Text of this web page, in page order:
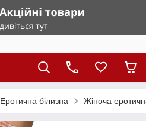
Еротична білизна Жіноча